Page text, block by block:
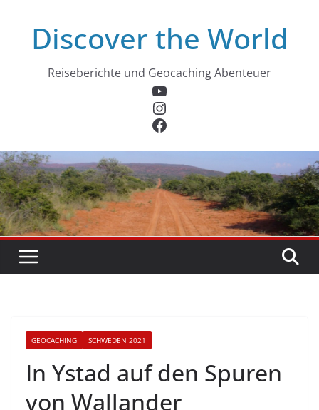
springenDiscover the World
Reiseberichte und Geocaching Abenteuer
YouTube
Instagram
Facebook
GEOCACHING SCHWEDEN 2021
In Ystad auf den Spuren
von Wallander